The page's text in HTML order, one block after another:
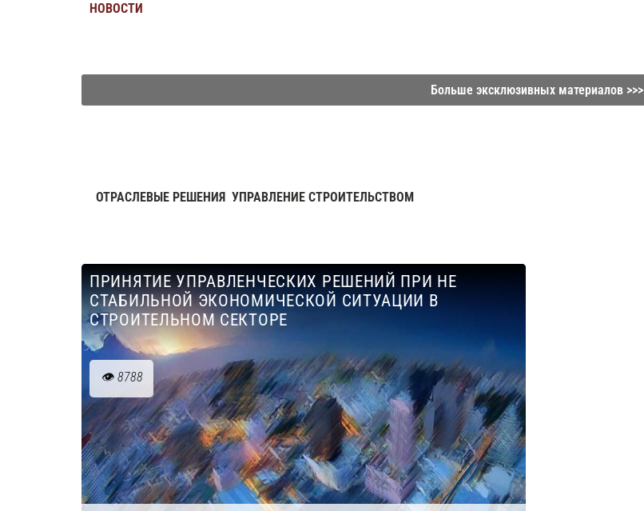
НОВОСТИ
Больше эксклюзивных материалов >>>
ОТРАСЛЕВЫЕ РЕШЕНИЯ УПРАВЛЕНИЕ СТРОИТЕЛЬСТВОМ
ПРИНЯТИЕ УПРАВЛЕНЧЕСКИХ РЕШЕНИЙ ПРИ НЕ
СТАБИЛЬНОЙ ЭКОНОМИЧЕСКОЙ СИТУАЦИИ В
СТРОИТЕЛЬНОМ СЕКТОРЕ
8788